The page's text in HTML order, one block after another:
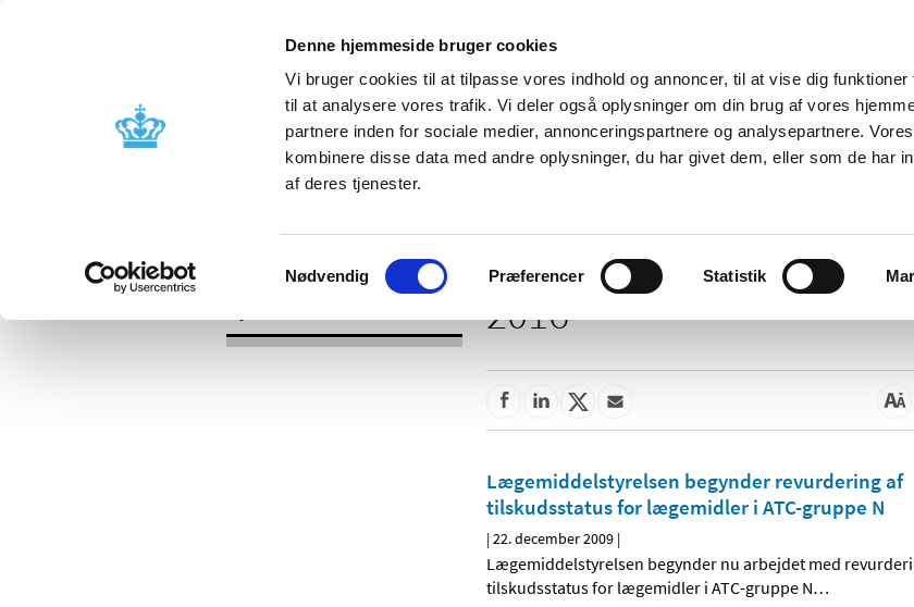
Denne hjemmeside bruger cookies
Vi bruger cookies til at tilpasse vores indhold og annoncer, til at vise dig
til at analysere vores trafik. Vi deler også oplysninger om din brug af vores
partnere inden for sociale medier, annonceringspartnere og analysepartnere.
kombinere disse data med andre oplysninger, du har givet dem, eller som de har
af deres tjenester.
Samtykkevalg
Nødvendig Præferencer Statistik
Nyheder Om os
Godkendelse og
Bivirkninger og
produktinformation
Tilskud og
Apoteker og salg af
2016
Lægemiddelstyrelsen begynder revurdering af
tilskudsstatus for lægemidler i ATC-gruppe N
|22. december 2009 |
Lægemiddelstyrelsen begynder nu arbejdet med
tilskudsstatus for lægemidler i ATC-gruppe N…